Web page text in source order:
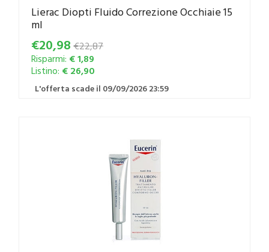
Lierac Diopti Fluido Correzione Occhiaie 15
ml
€20,98 €22,87
Risparmi: € 1,89
Listino: € 26,90
L'offerta scade il 09/09/2026 23:59